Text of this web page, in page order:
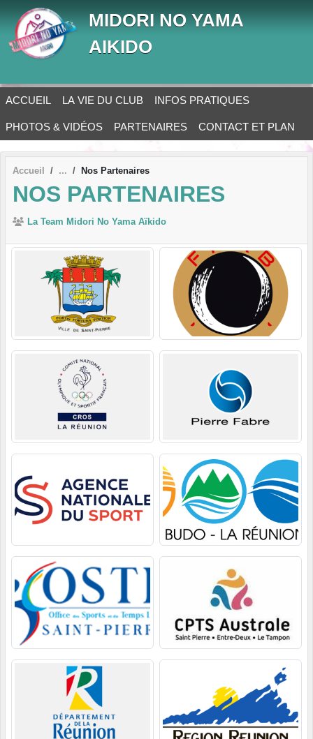
MIDORI NO YAMA
AIKIDO
ACCUEIL LA VIE DU CLUB INFOS PRATIQUES
PHOTOS & VIDÉOS PARTENAIRES CONTACT ET PLAN
Accueil Nos Partenaires
NOS PARTENAIRES
La Team Midori No Yama Aïkido
Panneau de gestion des cookies